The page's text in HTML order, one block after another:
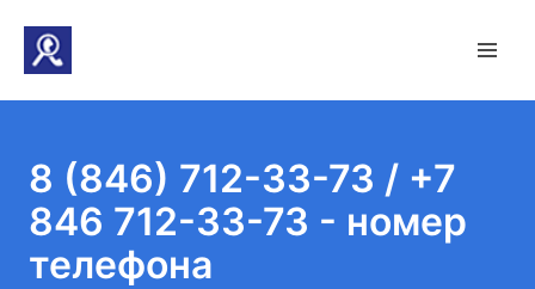
8 (846) 712-33-73 / +7
846 712-33-73 - номер
телефона